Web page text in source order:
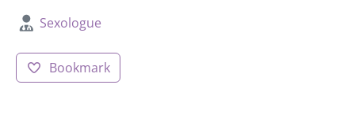
Sexologue
Bookmark